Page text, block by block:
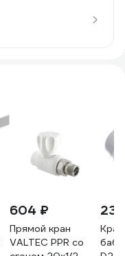
604 ₽
Прямой кран
VALTEC PPR со